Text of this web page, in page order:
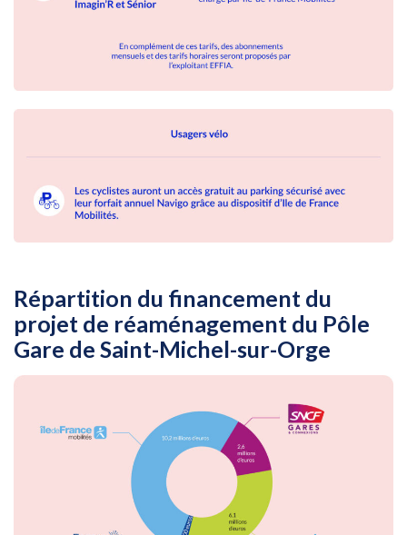
Répartition du financement du
projet de réaménagement du Pôle
Gare de Saint-Michel-sur-Orge